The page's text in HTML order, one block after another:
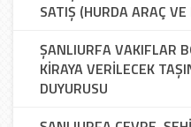
SATIŞ (HURDA ARAÇ
ŞANLIURFA VAKIFLAR
KİRAYA VERİLECEK
DUYURUSU